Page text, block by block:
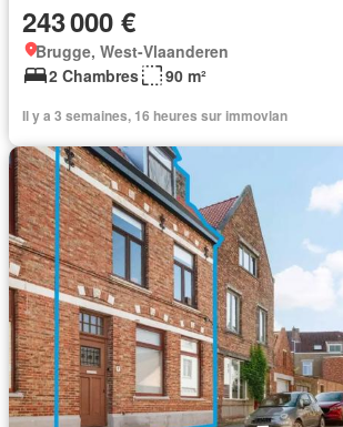
243 000 €
Brugge, West-Vlaanderen
2 Chambres
90 m²
Il y a 3 semaines, 16 heures sur immovlan